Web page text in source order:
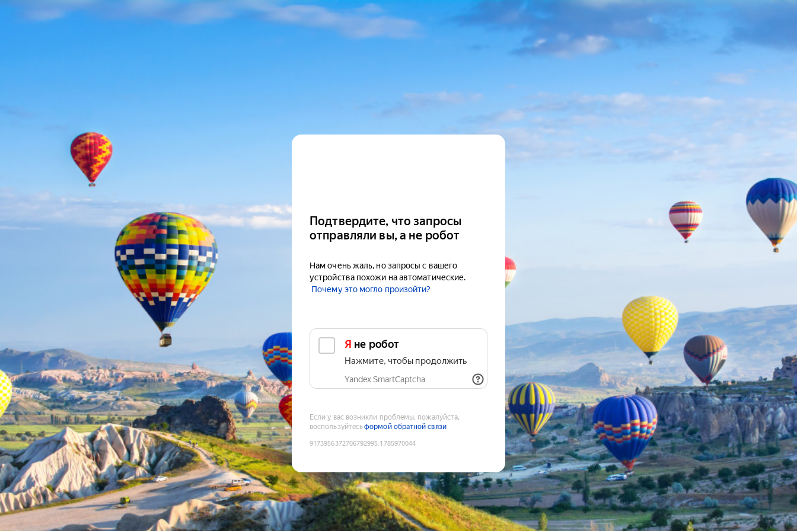
Подтвердите, что запросы
отправляли вы, а не робот
Нам очень жаль, но запросы с вашего
устройства похожи на автоматические.
Почему это могло произойти?
Я не робот
Нажмите, чтобы продолжить
Yandex SmartCaptcha
Если у вас возникли проблемы, пожалуйста,
воспользуйтесьформой обратной связи
9173956372706792995:1785970044